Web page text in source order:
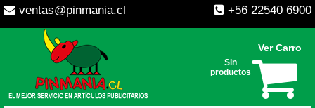
ventas@pinmania.cl +56 22540 6900
Ver Carro
Sin
productos